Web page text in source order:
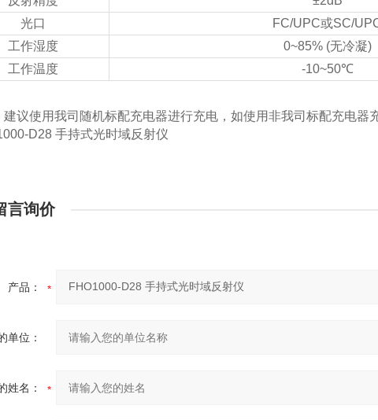
光口
FC/UPC或SC/
工作湿度
0~85% (无冷凝)
工作温度
-10~50℃
建议使用我司随机标配充电器进行充电，如使用非我司标配充电器
言询价
产品：
单位：
姓名：